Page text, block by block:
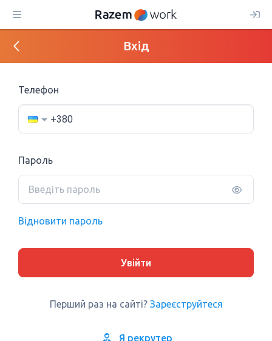
Вхід
Телефон
Пароль
Відновити пароль
Увійти
Перший раз на сайті? Зареєструйтеся
Я рекрутер